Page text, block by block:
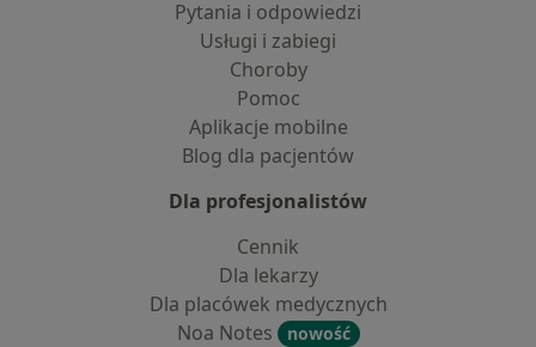
Pytania i odpowiedzi
Usługi i zabiegi
Choroby
Pomoc
Aplikacje mobilne
Blog dla pacjentów
Dla profesjonalistów
Cennik
Dla lekarzy
Dla placówek medycznych
Noa Notes
nowość